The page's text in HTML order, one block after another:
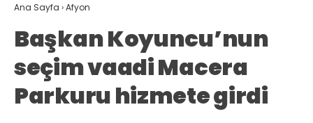
Ana Sayfa ›Afyon
Başkan Koyuncu’nun
seçim vaadi Macera
Parkuru hizmete girdi